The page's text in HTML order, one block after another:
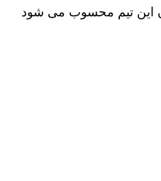
این تیم محسوب می شود